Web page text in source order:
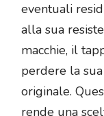
eventuali
alla sua
macchie, il
perdere la
originale.
rende una